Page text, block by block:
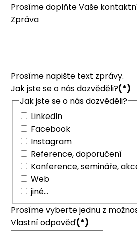
Prosíme doplňte Vaše
Zpráva
Prosíme napište text zprávy.
Jak jste se o nás dozvěděli?(*)
Jak jste se o nás dozvěděli?
LinkedIn
Facebook
Instagram
Reference, doporučení
Konference, semináře,
Web
jiné...
Prosíme vyberte jednu z
Vlastní odpověď(*)